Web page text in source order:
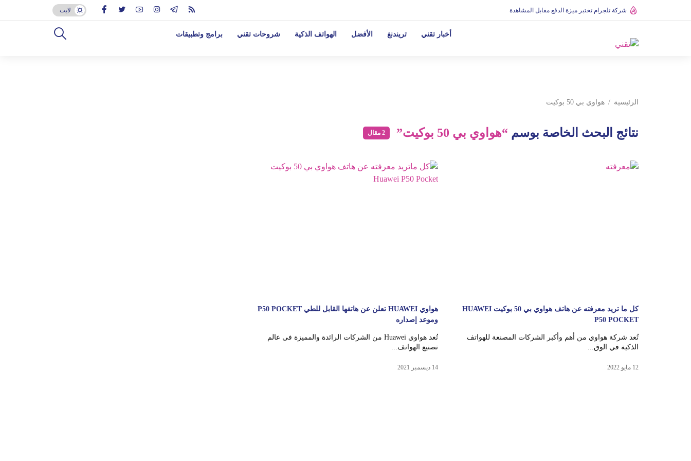
شركة تلجرام تختبر ميزة الدفع مقابل المشاهدة لايت
أخبار تقني تريندنغ الأفضل الهواتف الذكية شروحات تقني برامج وتطبيقات
الرئيسية هواوي بي 50 بوكيت
نتائج البحث الخاصة بوسم “هواوي بي 50 بوكيت” 2 مقال
كل ما تريد معرفته عن هاتف هواوي بي 50 بوكيت HUAWEI
P50 POCKET
تُعد شركة هواوي من أهم وأكبر الشركات المصنعة للهواتف
الذكية في الوق...
12 مايو 2022
هواوي HUAWEI تعلن عن هاتفها القابل للطي P50 POCKET
وموعد إصداره
تُعد هواوي Huawei من الشركات الرائدة والمميزة فى عالم
تصنيع الهواتف...
14 ديسمبر 2021